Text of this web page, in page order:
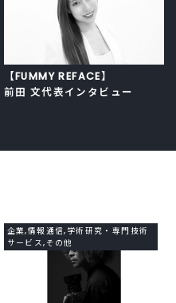
【FUMMY REFACE】
前田 文代表インタビュー
企業,情報通信,学術研究・専門技術
サービス,その他